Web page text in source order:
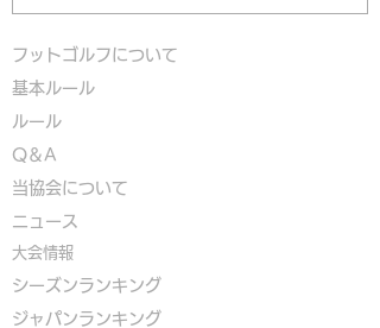
フットゴルフについて
基本ルール
ルール
Q＆A
​当協会について
​ニュース
大会情報
シーズンランキング
ジャパンランキング